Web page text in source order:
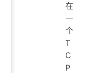
在
一
个
T
C
P